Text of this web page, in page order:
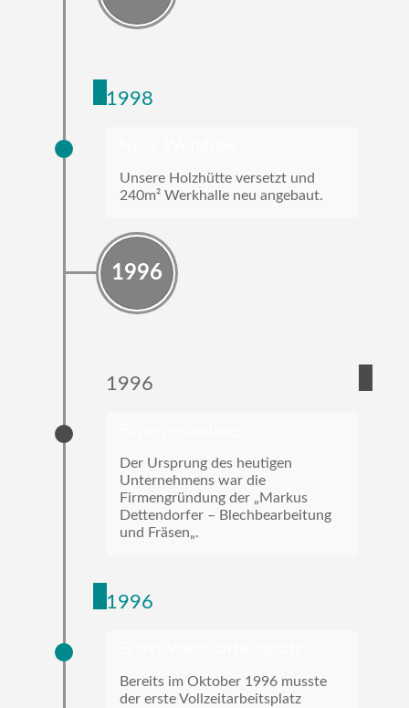
1998
Unsere Holzhütte versetzt und
240m² Werkhalle neu angebaut.
1996
1996
Der Ursprung des heutigen
Unternehmens war die
Firmengründung der „Markus
Dettendorfer – Blechbearbeitung
und Fräsen„.
1996
Bereits im Oktober 1996 musste
der erste Vollzeitarbeitsplatz